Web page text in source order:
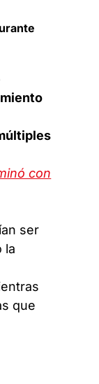
con
ser
la
que